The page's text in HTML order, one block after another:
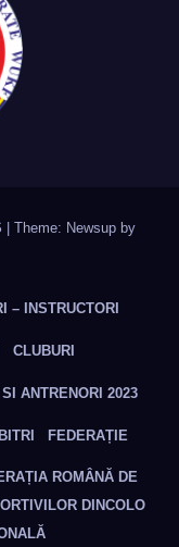
Theme: Newsup by
– INSTRUCTORI
CLUBURI
ANTRENORI 2023
FEDERAȚIE
ROMÂNĂ DE
DINCOLO